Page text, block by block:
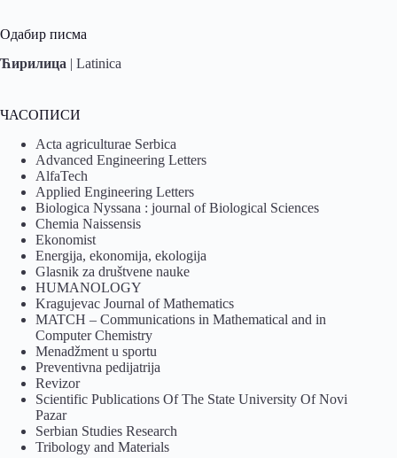
Одабир писма
Ћирилица | Latinica
ЧАСОПИСИ
Acta agriculturae Serbica
Advanced Engineering Letters
AlfaTech
Applied Engineering Letters
Biologica Nyssana : journal of Biological Sciences
Chemia Naissensis
Ekonomist
Energija, ekonomija, ekologija
Glasnik za društvene nauke
HUMANOLOGY
Kragujevac Journal of Mathematics
MATCH – Communications in Mathematical and in
Computer Chemistry
Menadžment u sportu
Preventivna pedijatrija
Revizor
Scientific Publications Of The State University Of Novi
Pazar
Serbian Studies Research
Tribology and Materials